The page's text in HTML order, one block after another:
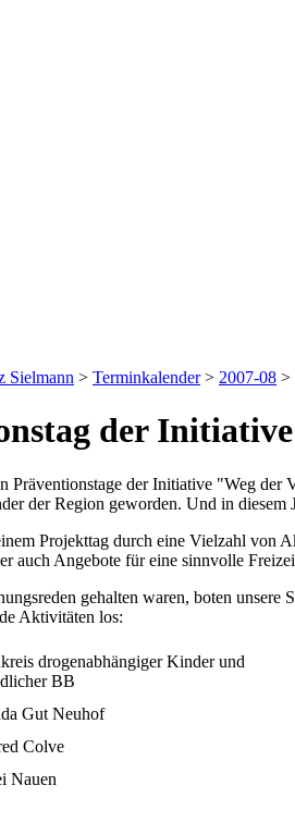
Sielmann > Terminkalender> 2007-08 >
der
Präventionstage der Initiative "Weg der
der Region geworden. Und in
Projekttag durch eine Vielzahl
auch Angebote für eine sinnvolle
gehalten waren, boten
Aktivitäten los:
drogenabhängiger Kinder und
BB
Gut Neuhof
Colve
Nauen